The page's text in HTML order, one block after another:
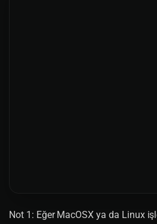
Not 1: Eğer MacOSX ya da Linux